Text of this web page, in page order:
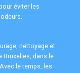
éviter les
nettoyage et
Bruxelles, dans le
le temps, les